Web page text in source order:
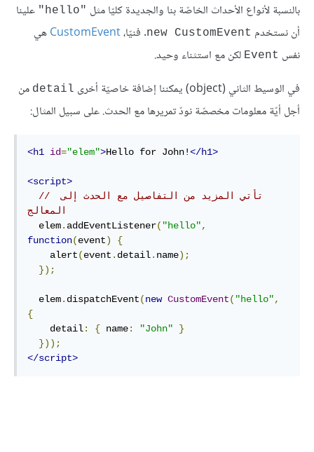
بالنسبة لأنواع الأحداث الخاصّة بنا والجديدة كليّا مثل "hello"
علينا
أن نستخدم new CustomEvent. فنيّا،CustomEventهي
نفس Event لكن مع استثناء وحيد.
في الوسيط الثاني (object) يمكننا إضافة خاصيّة أخرى
detail من
أجل أيّة معلومات مخصصّة نودّ تمريرها مع الحدث. على سبيل المثال:
<h1 id="elem">Hello for John!</h1>
<script>
// تأتي المزيد من التفاصيل مع الحدث إلى
المعالج
  elem
. addEventListener( "hello",
function(event)
{
    alert
(event . detail. name);
});
  elem
. dispatchEvent(new CustomEvent( "hello",
{
    detail
: { name: "John"
}
}));
</script>